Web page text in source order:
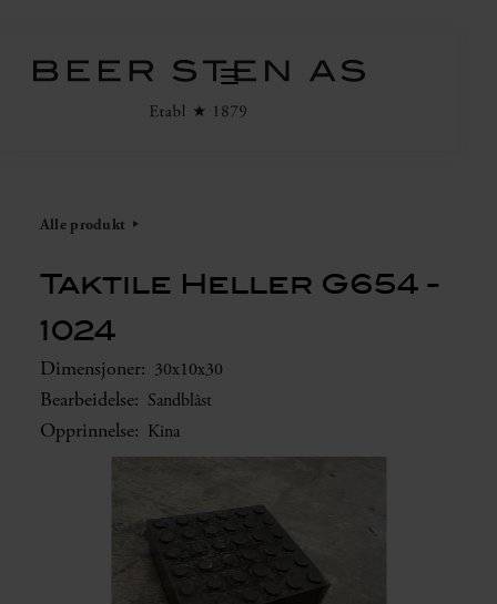
Alle produkt
Taktile Heller G654 -
1024
Dimensjoner: 30x10x30
Bearbeidelse: Sandblåst
Opprinnelse: Kina